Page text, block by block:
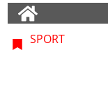
SPORT